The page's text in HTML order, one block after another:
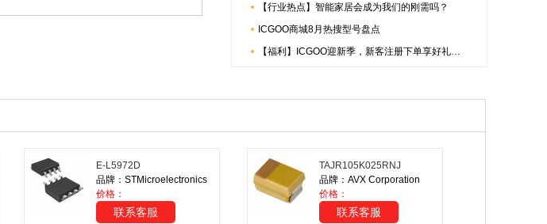
【行业热点】智能家居会成为我们的刚需吗？
ICGOO商城8月热搜型号盘点
【福利】ICGOO迎新季，新客注册下单享好礼，更有倍捷连接器多重惊喜哟~
E-L5972D
品牌：STMicroelectronics
价格：
联系客服
TAJR105K025RNJ
品牌：AVX Corporation
价格：
联系客服